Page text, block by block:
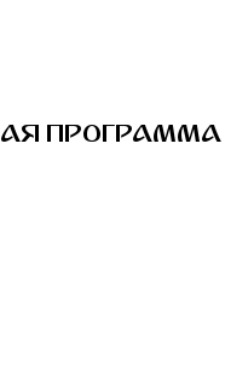
ПРОГРАММА